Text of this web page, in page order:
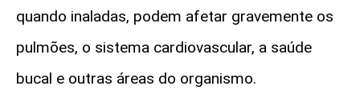
quando inaladas, podem afetar gravemente os
pulmões, o sistema cardiovascular, a saúde
bucal e outras áreas do organismo.